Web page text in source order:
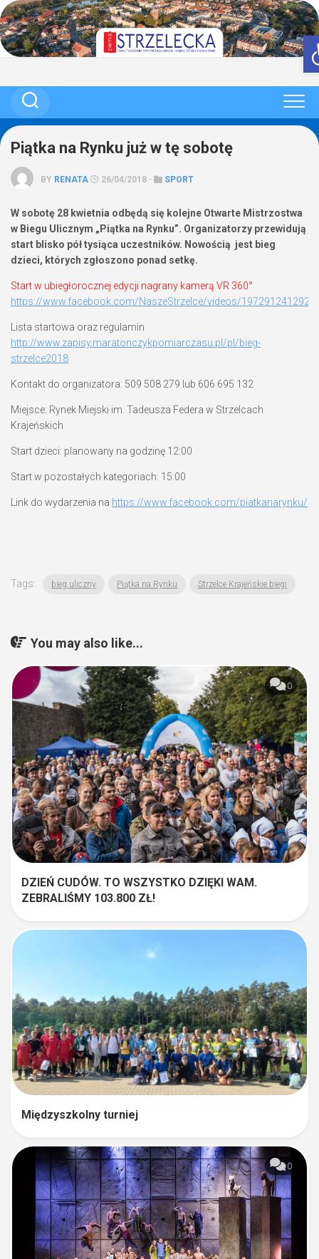
Skip
to
content
Piątka na Rynku już w tę sobotę
BY RENATA 26/04/2018 · SPORT
W sobotę 28 kwietnia odbędą się kolejne Otwarte Mistrzostwa
w Biegu Ulicznym „Piątka na Rynku”. Organizatorzy przewidują
start blisko pół tysiąca uczestników. Nowością jest bieg
dzieci, których zgłoszono ponad setkę.
Start w ubiegłorocznej edycji nagrany kamerą VR 360°
https://www.facebook.com/NaszeStrzelce/videos/
Lista startowa oraz regulamin
http://www.zapisy.maratonczykpomiarczasu.pl/pl/bieg-
strzelce2018
Kontakt do organizatora: 509 508 279 lub 606 695 132
Miejsce: Rynek Miejski im. Tadeusza Federa w Strzelcach
Krajeńskich
Start dzieci: planowany na godzinę 12:00
Start w pozostałych kategoriach: 15:00
Link do wydarzenia na https://www.facebook.com/piatkanarynku/
Tags: bieg uliczny Piątka na Rynku Strzelce Krajeńskie biegi
You may also like...
0
DZIEŃ CUDÓW. TO WSZYSTKO DZIĘKI WAM.
ZEBRALIŚMY 103.800 ZŁ!
Międzyszkolny turniej
0